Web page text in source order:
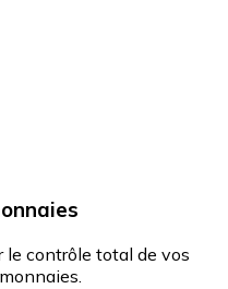
le contrôle total de vos